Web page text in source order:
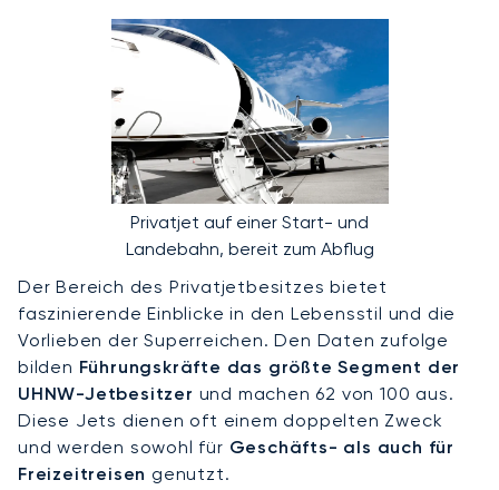
Privatjet auf einer Start- und
Landebahn, bereit zum Abflug
Der Bereich des Privatjetbesitzes bietet
faszinierende Einblicke in den Lebensstil und die
Vorlieben der Superreichen. Den Daten zufolge
bilden Führungskräfte das größte Segment der
UHNW-Jetbesitzer und machen 62 von 100 aus.
Diese Jets dienen oft einem doppelten Zweck
und werden sowohl für Geschäfts- als auch für
Freizeitreisen genutzt.